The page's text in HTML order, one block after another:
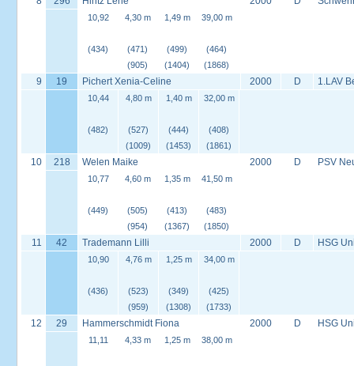
10,92
(434)
4,30 m
(471)
(905)
1,49 m
(499)
(1404)
39,00 m
(464)
(1868)
9 19 Pichert Xenia-Celine 2000 D 1.LAV
10,44
(482)
4,80 m
(527)
(1009)
1,40 m
(444)
(1453)
32,00 m
(408)
(1861)
10 218 Welen Maike 2000 D PSV
10,77
(449)
4,60 m
(505)
(954)
1,35 m
(413)
(1367)
41,50 m
(483)
(1850)
11 42 Trademann Lilli 2000 D HSG
10,90
(436)
4,76 m
(523)
(959)
1,25 m
(349)
(1308)
34,00 m
(425)
(1733)
12 29 Hammerschmidt Fiona 2000 D HSG
11,11 4,33 m 1,25 m 38,00 m